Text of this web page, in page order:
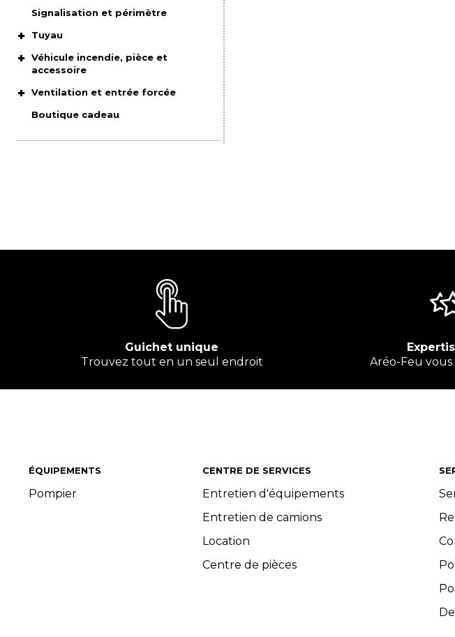
Signalisation et périmètre
Tuyau
Véhicule incendie, pièce et
accessoire
Ventilation et entrée forcée
Boutique cadeau
Guichet unique
Trouvez tout en un seul endroit
Aréo-Feu
ÉQUIPEMENTS
Pompier
CENTRE DE SERVICES
Entretien d'équipements
Entretien de camions
Location
Centre de pièces